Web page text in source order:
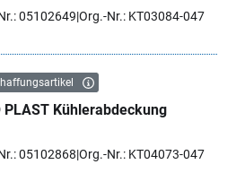
05102649 Org.-Nr.: KT03084-047
PLAST Kühlerabdeckung
05102868 Org.-Nr.: KT04073-047